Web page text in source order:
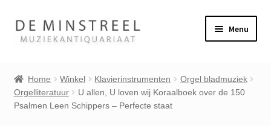
Ga
door
Ga
naar
Menu
Contact
Home Winkel Klavierinstrumenten
Orgel bladmuziek
Orgelliteratuur
U allen, U loven wij Koraalboek over de 150
Psalmen Leen Schippers – Perfecte staat